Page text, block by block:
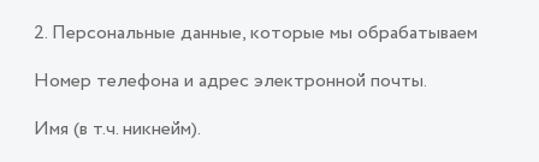
2. Персональные данные, которые мы обрабатываем
Номер телефона и адрес электронной почты.
Имя (в т.ч. никнейм).